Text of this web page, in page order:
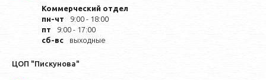
Коммерческий отдел
пн-чт
9:00 - 18:00
пт
9:00 - 17:00
сб-вс
выходные
ЦОП "Пискунова"